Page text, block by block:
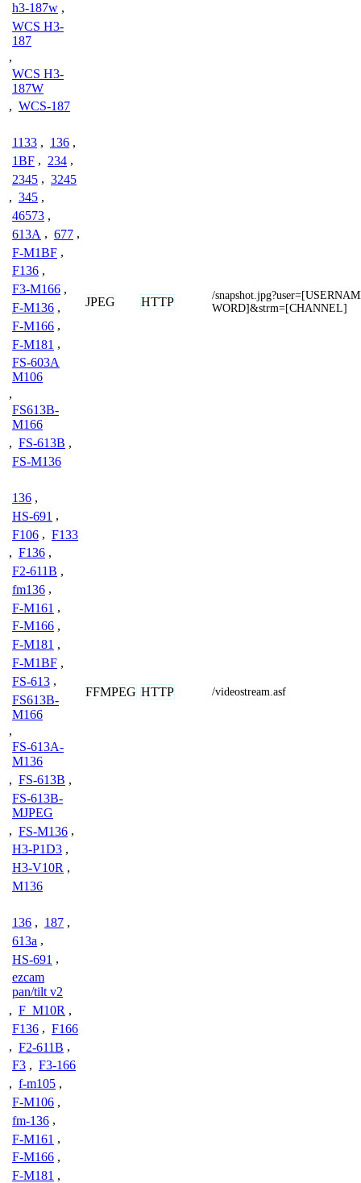
h3-187w ,
WCS H3-
187
,
WCS H3-
187W
, WCS-187
1133 , 136 ,
1BF , 234 ,
2345 , 3245
, 345 ,
46573 ,
613A , 677 ,
F-M1BF ,
F136 ,
F3-M166 ,
F-M136 ,
F-M166 ,
F-M181 ,
FS-603A
M106
,
FS613B-
M166
, FS-613B ,
FS-M136
JPEG HTTP
/
WORD]&strm=[CHANNEL]
136 ,
HS-691 ,
F106 , F133
, F136 ,
F2-611B ,
fm136 ,
F-M161 ,
F-M166 ,
F-M181 ,
F-M1BF ,
FS-613 ,
FS613B-
M166
,
FS-613A-
M136
, FS-613B ,
FS-613B-
MJPEG
, FS-M136 ,
H3-P1D3 ,
H3-V10R ,
M136
FFMPEG HTTP /videostream.asf
136 , 187 ,
613a ,
HS-691 ,
ezcam
pan/tilt v2
, F_M10R ,
F136 , F166
, F2-611B ,
F3 , F3-166
, f-m105 ,
F-M106 ,
fm-136 ,
F-M161 ,
F-M166 ,
F-M181 ,